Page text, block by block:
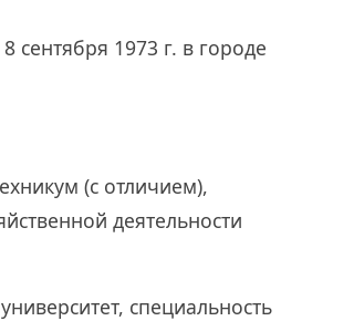
сентября 1973 г. в городе
(с отличием),
деятельности
специальность